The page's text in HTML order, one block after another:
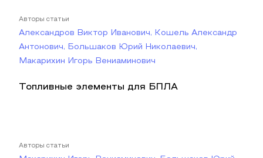
Авторы статьи
Александров Виктор Иванович, Кошель Александр
Антонович, Большаков Юрий Николаевич,
Макарихин Игорь Вениаминович
Топливные элементы для БПЛА
Авторы статьи